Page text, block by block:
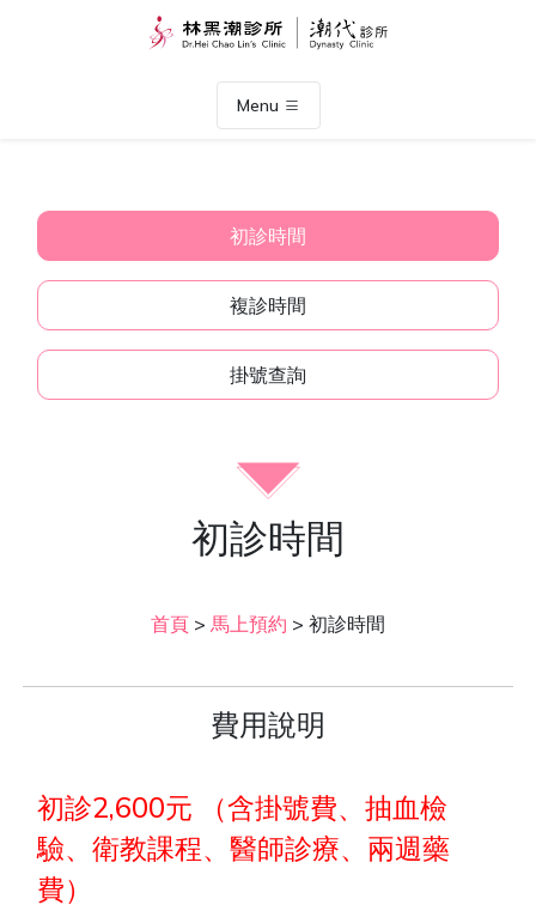
Menu
初診時間
複診時間
掛號查詢
初診時間
首頁 > 馬上預約 > 初診時間
費用說明
初診2,600元 （含掛號費、抽血檢
驗、衛教課程、醫師診療、兩週藥
費）